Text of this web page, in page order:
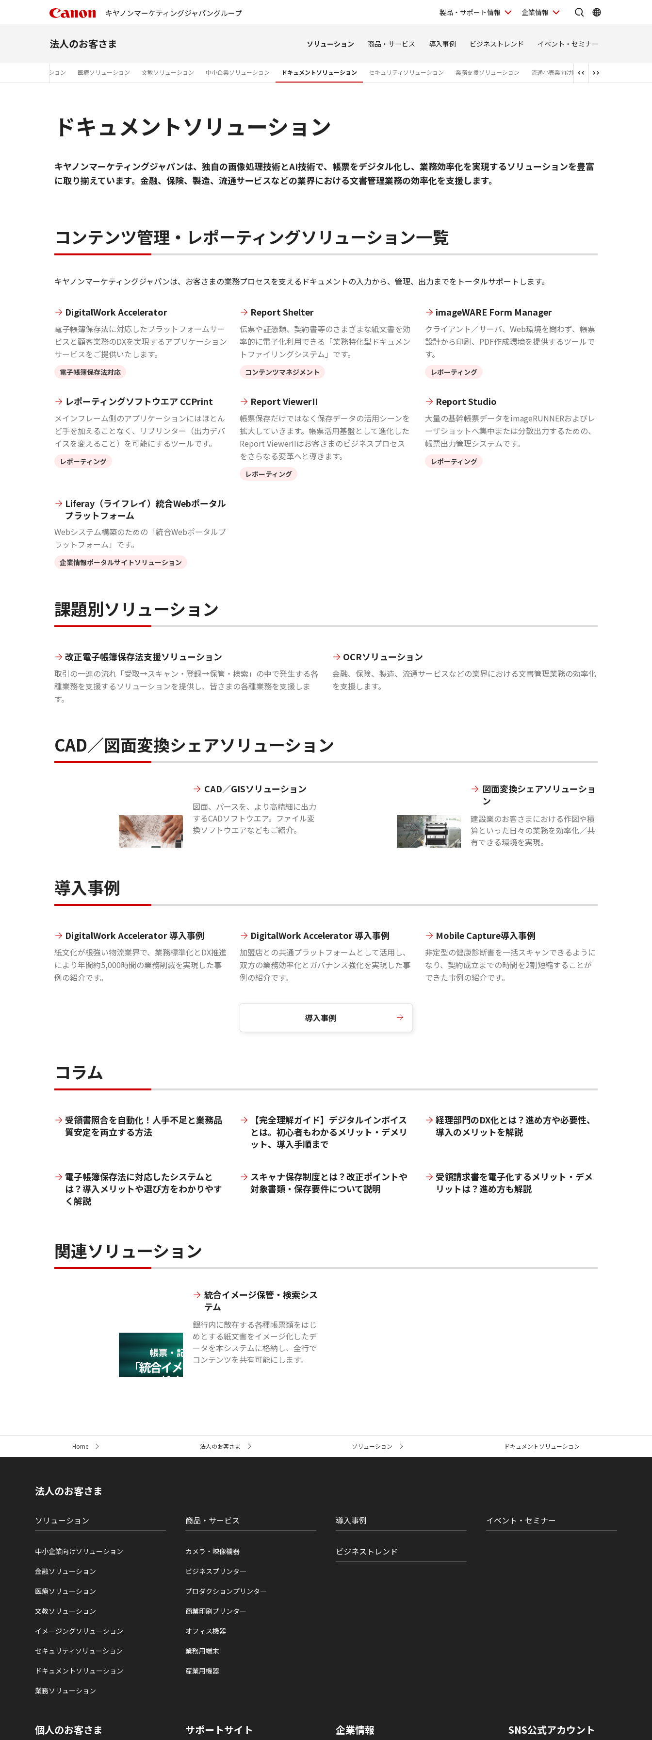
キヤノンマーケティングジャパングループ 製品・サポート情報 企業情報
法人のお客さま ソリューション 商品・サービス 導入事例 ビジネストレンド イベント・セミナー
インフラソリューション 医療ソリューション 文教ソリューション 中小企業ソリューション ドキュメントソリューション セキュリティソリューション 業務支援ソリューション 流通小売業向け販促ソリューション
ドキュメントソリューション
キヤノンマーケティングジャパンは、独自の画像処理技術とAI技術で、帳票をデジタル化し、業務効率化を実現するソリューションを豊富
に取り揃えています。金融、保険、製造、流通サービスなどの業界における文書管理業務の効率化を支援します。
コンテンツ管理・レポーティングソリューション一覧
キヤノンマーケティングジャパンは、お客さまの業務プロセスを支えるドキュメントの入力から、管理、出力までをトータルサポートします。
DigitalWork Accelerator
電子帳簿保存法に対応したプラットフォームサー
ビスと顧客業務のDXを実現するアプリケーション
サービスをご提供いたします。
電子帳簿保存法対応
Report Shelter
伝票や証憑類、契約書等のさまざまな紙文書を効
率的に電子化利用できる「業務特化型ドキュメン
トファイリングシステム」です。
コンテンツマネジメント
imageWARE Form Manager
クライアント／サーバ、Web環境を問わず、帳票
設計から印刷、PDF作成環境を提供するツールで
す。
レポーティング
レポーティングソフトウエア CCPrint
メインフレーム側のアプリケーションにはほとん
ど手を加えることなく、リプリンター（出力デバ
イスを変えること）を可能にするツールです。
レポーティング
Report ViewerII
帳票保存だけではなく保存データの活用シーンを
拡大していきます。帳票活用基盤として進化した
Report ViewerIIはお客さまのビジネスプロセス
をさらなる変革へと導きます。
レポーティング
Report Studio
大量の基幹帳票データをimageRUNNERおよびレ
ーザショットへ集中または分散出力するための、
帳票出力管理システムです。
レポーティング
Liferay（ライフレイ）統合Webポータル
プラットフォーム
Webシステム構築のための「統合Webポータルプ
ラットフォーム」です。
企業情報ポータルサイトソリューション
課題別ソリューション
改正電子帳簿保存法支援ソリューション
取引の一連の流れ「受取→スキャン・登録→保管・検索」の中で発生する各
種業務を支援するソリューションを提供し、皆さまの各種業務を支援しま
す。
OCRソリューション
金融、保険、製造、流通サービスなどの業界における文書管理業務の効率化
を支援します。
CAD／図面変換シェアソリューション
CAD／GISソリューション
図面、パースを、より高精細に出力
するCADソフトウエア。ファイル変
換ソフトウエアなどもご紹介。
図面変換シェアソリューショ
ン
建設業のお客さまにおける作図や積
算といった日々の業務を効率化／共
有できる環境を実現。
導入事例
DigitalWork Accelerator 導入事例
紙文化が根強い物流業界で、業務標準化とDX推進
により年間約5,000時間の業務削減を実現した事
例の紹介です。
DigitalWork Accelerator 導入事例
加盟店との共通プラットフォームとして活用し、
双方の業務効率化とガバナンス強化を実現した事
例の紹介です。
Mobile Capture導入事例
非定型の健康診断書を一括スキャンできるように
なり、契約成立までの時間を2割短縮することが
できた事例の紹介です。
導入事例
コラム
受領書照合を自動化！人手不足と業務品
質安定を両立する方法
【完全理解ガイド】デジタルインボイス
とは。初心者もわかるメリット・デメリ
ット、導入手順まで
経理部門のDX化とは？進め方や必要性、
導入のメリットを解説
電子帳簿保存法に対応したシステムと
は？導入メリットや選び方をわかりやす
く解説
スキャナ保存制度とは？改正ポイントや
対象書類・保存要件について説明
受領請求書を電子化するメリット・デメ
リットは？進め方も解説
関連ソリューション
統合イメージ保管・検索シス
テム
銀行内に散在する各種帳票類をはじ
めとする紙文書をイメージ化したデ
ータを本システムに格納し、全行で
コンテンツを共有可能にします。
ト
Home 法人のお客さま ソリューション ドキュメントソリューション
法人のお客さま
ソリューション
中小企業向けソリューション
金融ソリューション
医療ソリューション
文教ソリューション
イメージングソリューション
セキュリティソリューション
ドキュメントソリューション
業務ソリューション
商品・サービス
カメラ・映像機器
ビジネスプリンタ―
プロダクションプリンタ―
商業印刷プリンター
オフィス機器
業務用端末
産業用機器
導入事例
ビジネストレンド
イベント・セミナー
個人のお客さま サポートサイト 企業情報 SNS公式アカウント